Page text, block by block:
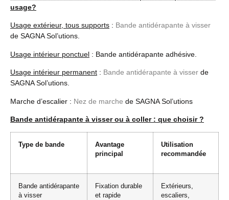
usage?
Usage extérieur, tous supports : Bande antidérapante à visser
de SAGNA Sol’utions.
Usage intérieur ponctuel : Bande antidérapante adhésive.
Usage intérieur permanent : Bande antidérapante à visser de
SAGNA Sol’utions.
Marche d’escalier : Nez de marche de SAGNA Sol’utions
Bande antidérapante à visser ou à coller : que choisir ?
Type de bande
Avantage
principal
Utilisation
recommandée
Bande antidérapante
à visser
Fixation durable
et rapide
Extérieurs,
escaliers,